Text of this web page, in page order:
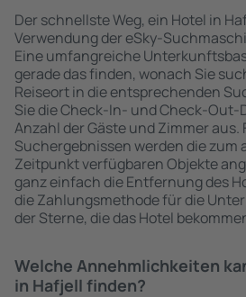
Der schnellste Weg, ein Hotel in
Verwendung der eSky-
Eine umfangreiche
gerade das finden, wonach Sie
Reiseort in die entsprechenden
Sie die Check-In- und Check-Out-
Anzahl der Gäste und Zimmer aus.
Suchergebnissen werden die zum
Zeitpunkt verfügbaren Objekte
ganz einfach die Entfernung des
die Zahlungsmethode für die
der Sterne, die das Hotel
Welche Annehmlichkeiten
in Hafjell finden?